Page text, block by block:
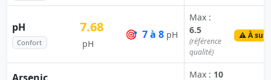
pH
Confort
7.68
pH
🎯 7 à 8 pH
Max :
6.5
(référence
qualité)
⚠️ À
Max : 10